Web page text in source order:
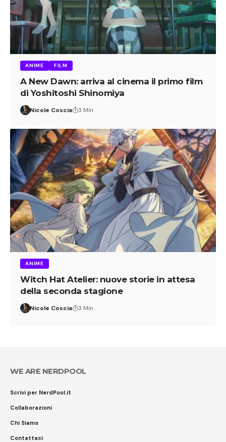
ANIME FILM
A New Dawn: arriva al cinema il primo film
di Yoshitoshi Shinomiya
Nicole Coscia 3 Min
ANIME
Witch Hat Atelier: nuove storie in attesa
della seconda stagione
Nicole Coscia 3 Min
WE ARE NERDPOOL
Scrivi per NerdPool.it
Collaborazioni
Chi Siamo
Contattaci